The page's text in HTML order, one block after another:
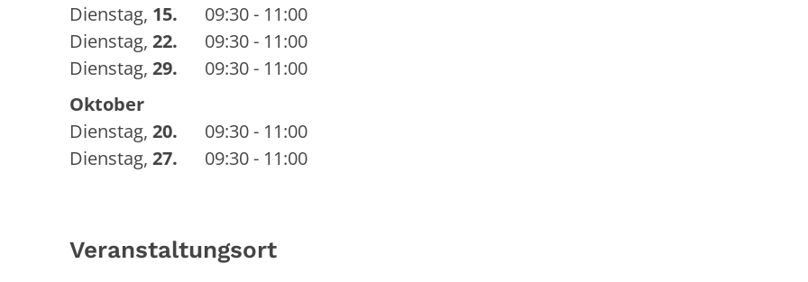
Dienstag, 15.
09:30 - 11:00
Dienstag, 22.
09:30 - 11:00
Dienstag, 29.
09:30 - 11:00
Oktober
Dienstag, 20.
09:30 - 11:00
Dienstag, 27. 09:30 - 11:00
Veranstaltungsort